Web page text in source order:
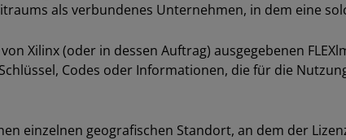
als verbundenes Unternehmen, in dem eine
Xilinx (oder in dessen Auftrag) ausgegebenen
Codes oder Informationen, die für die
einzelnen geografischen Standort, an dem der